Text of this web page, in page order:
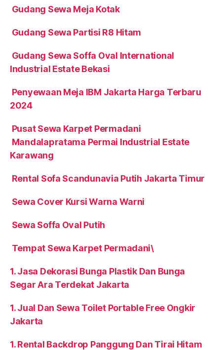
Gudang Sewa Meja Kotak
Gudang Sewa Partisi R8 Hitam
Gudang Sewa Soffa Oval International
Industrial Estate Bekasi
Penyewaan Meja IBM Jakarta Harga Terbaru
2024
Pusat Sewa Karpet Permadani
Mandalapratama Permai Industrial Estate
Karawang
Rental Sofa Scandunavia Putih Jakarta Timur
Sewa Cover Kursi Warna Warni
Sewa Soffa Oval Putih
Tempat Sewa Karpet Permadani\
1. Jasa Dekorasi Bunga Plastik Dan Bunga
Segar Ara Terdekat Jakarta
1. Jual Dan Sewa Toilet Portable Free Ongkir
Jakarta
1. Rental Backdrop Panggung Dan Tirai Hitam